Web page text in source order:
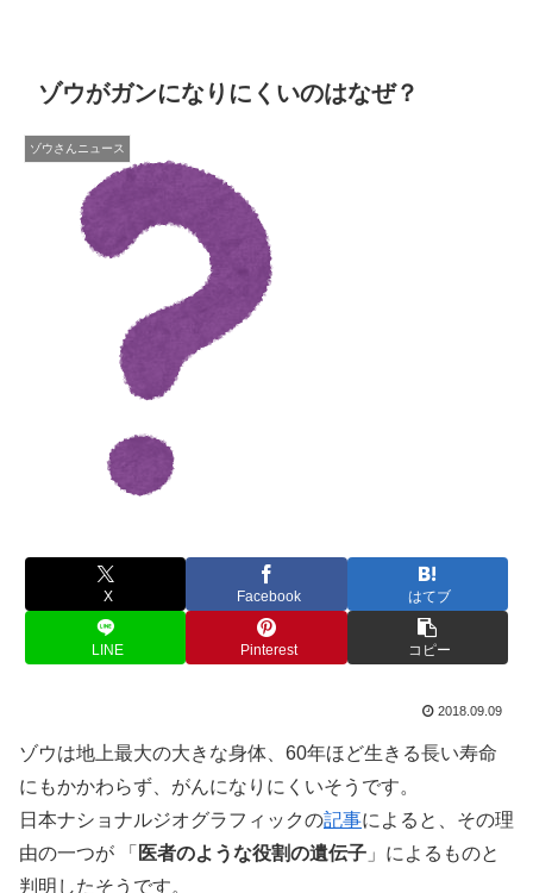
ゾウがガンになりにくいのはなぜ？
ゾウさんニュース
X Facebook はてブ
LINE Pinterest コピー
2018.09.09
ゾウは地上最大の大きな身体、60年ほど生きる長い寿命
にもかかわらず、がんになりにくいそうです。
日本ナショナルジオグラフィックの記事によると、その理
由の一つが 「 医者のような役割の遺伝子 」によるものと
判明したそうです。